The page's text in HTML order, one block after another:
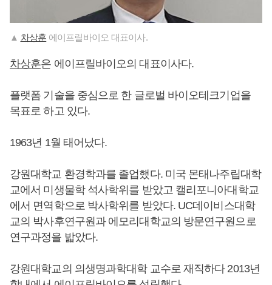
▲ 차상훈 에이프릴바이오 대표이사.
차상훈은 에이프릴바이오의 대표이사다.
플랫폼 기술을 중심으로 한 글로벌 바이오테크기업을
목표로 하고 있다.
1963년 1월 태어났다.
강원대학교 환경학과를 졸업했다. 미국 몬태나주립대학
교에서 미생물학 석사학위를 받았고 캘리포니아대학교
에서 면역학으로 박사학위를 받았다. UC데이비스대학
교의 박사후연구원과 에모리대학교의 방문연구원으로
연구과정을 밟았다.
강원대학교의 의생명과학대학 교수로 재직하다 2013년